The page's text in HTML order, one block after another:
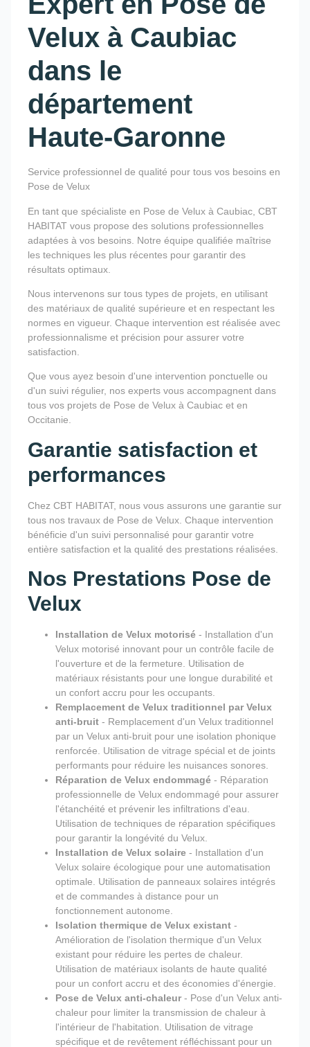
Velux à Caubiac
dans le
département
Haute-Garonne
Service professionnel de qualité pour tous vos besoins en
Pose de Velux
En tant que spécialiste en Pose de Velux à Caubiac, CBT
HABITAT vous propose des solutions professionnelles
adaptées à vos besoins. Notre équipe qualifiée maîtrise
les techniques les plus récentes pour garantir des
résultats optimaux.
Nous intervenons sur tous types de projets, en utilisant
des matériaux de qualité supérieure et en respectant les
normes en vigueur. Chaque intervention est réalisée avec
professionnalisme et précision pour assurer votre
satisfaction.
Que vous ayez besoin d'une intervention ponctuelle ou
d'un suivi régulier, nos experts vous accompagnent dans
tous vos projets de Pose de Velux à Caubiac et en
Occitanie.
Garantie satisfaction et
performances
Chez CBT HABITAT, nous vous assurons une garantie sur
tous nos travaux de Pose de Velux. Chaque intervention
bénéficie d'un suivi personnalisé pour garantir votre
entière satisfaction et la qualité des prestations réalisées.
Nos Prestations Pose de
Velux
Installation de Velux motorisé - Installation d'un
Velux motorisé innovant pour un contrôle facile de
l'ouverture et de la fermeture. Utilisation de
matériaux résistants pour une longue durabilité et
un confort accru pour les occupants.
Remplacement de Velux traditionnel par Velux
anti-bruit - Remplacement d'un Velux traditionnel
par un Velux anti-bruit pour une isolation phonique
renforcée. Utilisation de vitrage spécial et de joints
performants pour réduire les nuisances sonores.
Réparation de Velux endommagé - Réparation
professionnelle de Velux endommagé pour assurer
l'étanchéité et prévenir les infiltrations d'eau.
Utilisation de techniques de réparation spécifiques
pour garantir la longévité du Velux.
Installation de Velux solaire - Installation d'un
Velux solaire écologique pour une automatisation
optimale. Utilisation de panneaux solaires intégrés
et de commandes à distance pour un
fonctionnement autonome.
Isolation thermique de Velux existant -
Amélioration de l'isolation thermique d'un Velux
existant pour réduire les pertes de chaleur.
Utilisation de matériaux isolants de haute qualité
pour un confort accru et des économies d'énergie.
Pose de Velux anti-chaleur- Pose d'un Velux anti-
chaleur pour limiter la transmission de chaleur à
l'intérieur de l'habitation. Utilisation de vitrage
spécifique et de revêtement réfléchissant pour un